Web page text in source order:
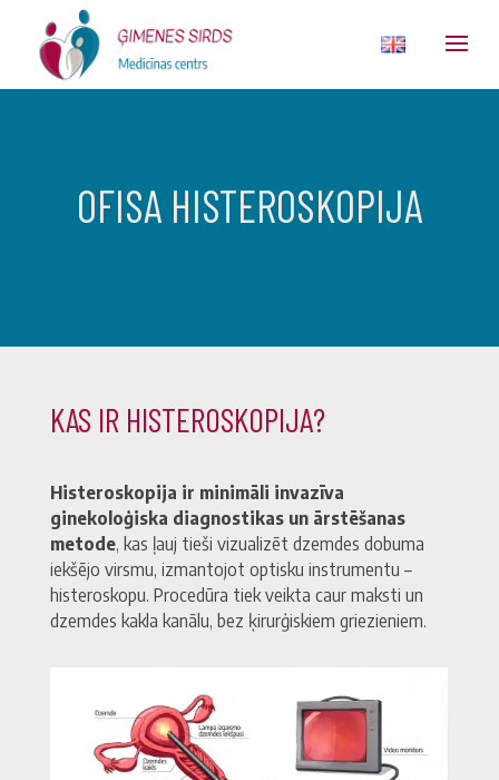
OFISA HISTEROSKOPIJA
KAS IR HISTEROSKOPIJA?
Histeroskopija ir minimāli invazīva
ginekoloģiska diagnostikas un ārstēšanas
metode, kas ļauj tieši vizualizēt dzemdes dobuma
iekšējo virsmu, izmantojot optisku instrumentu –
histeroskopu. Procedūra tiek veikta caur maksti un
dzemdes kakla kanālu, bez ķirurģiskiem griezieniem.